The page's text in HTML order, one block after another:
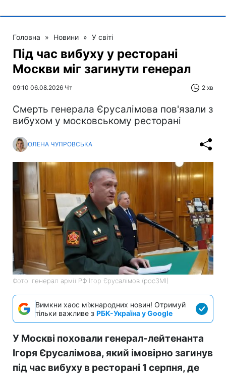
Головна » Новини » У світі
Під час вибуху у ресторані
Москви міг загинути генерал
09:10 06.08.2026 Чт 2 хв
Смерть генерала Єрусалімова пов'язали з
вибухом у московському ресторані
ОЛЕНА ЧУПРОВСЬКА
Фото: генерал армії РФ Ігор Єрусалімов (росЗМІ)
Вимкни хаос міжнародних новин! Отримуй
тільки важливе з РБК-Україна у Google
У Москві поховали генерал-лейтенанта
Ігоря Єрусалімова, який імовірно загинув
під час вибуху в ресторані 1 серпня, де